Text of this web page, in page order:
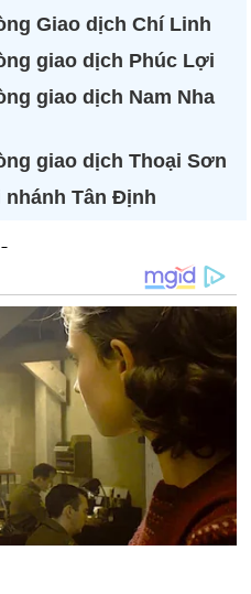
Giao dịch Chí Linh
giao dịch Phúc Lợi
giao dịch Nam Nha
giao dịch Thoại Sơn
nhánh Tân Định